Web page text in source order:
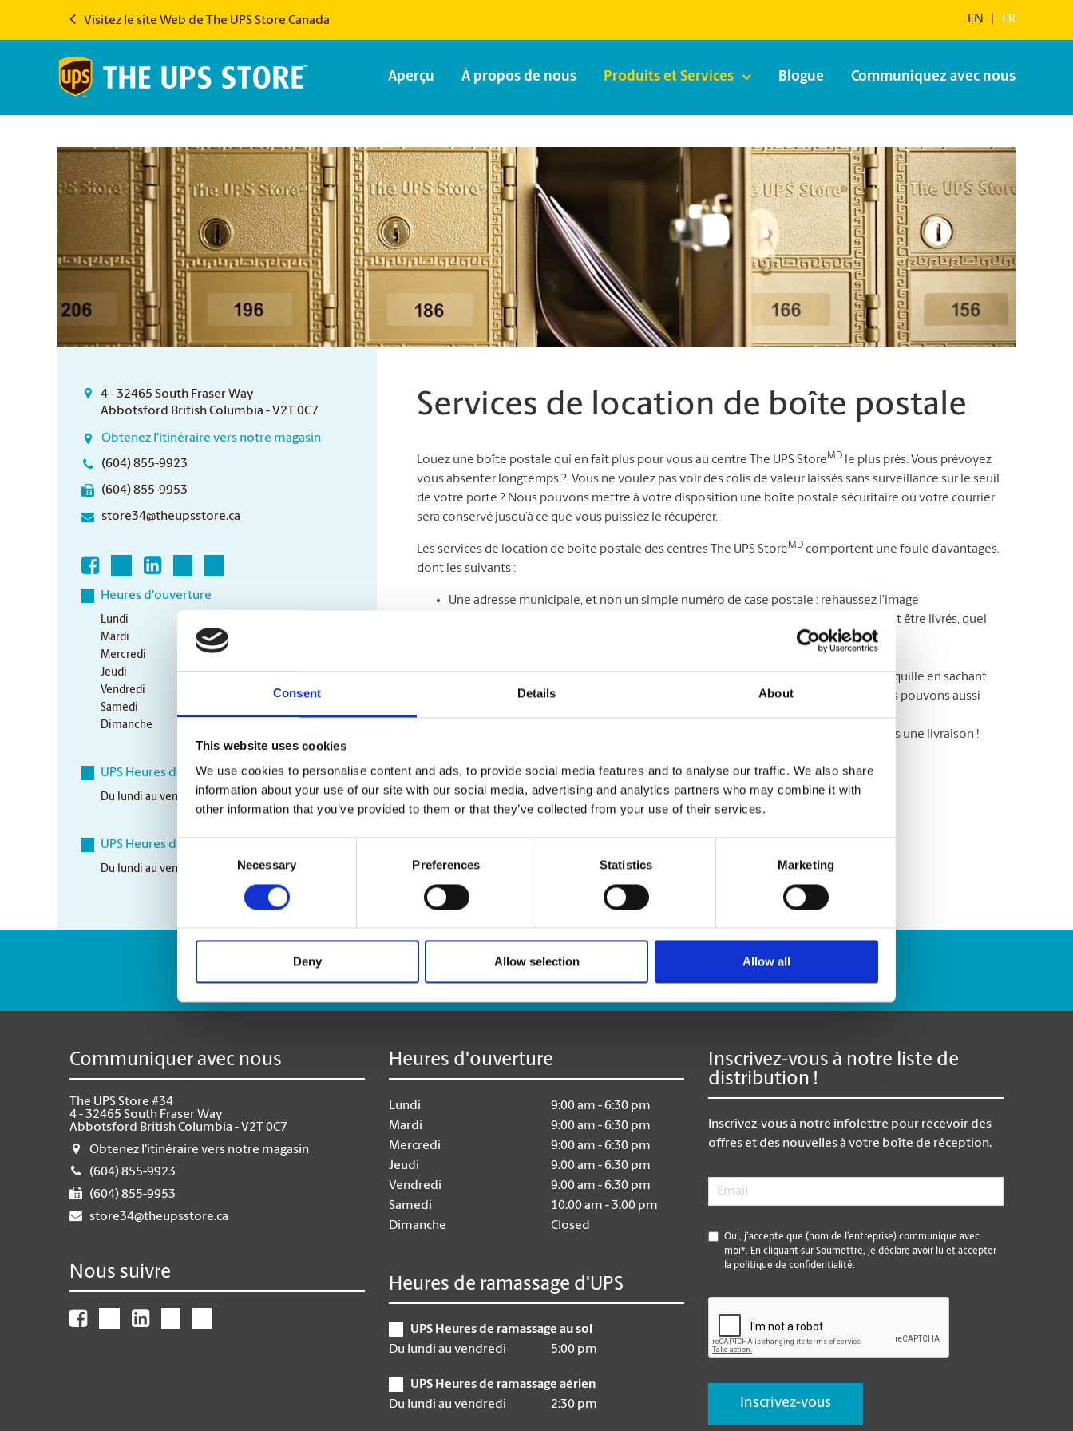
Consent Details About
This website uses cookies
We use cookies to personalise content and ads, to provide social media features and to analyse our traffic. We also share
information about your use of our site with our social media, advertising and analytics partners who may combine it with
other information that you’ve provided to them or that they’ve collected from your use of their services.
Selection
Necessary Preferences Statistics Marketing
Deny Allow selection Allow all
Visitez le site Web de The UPS Store Canada EN FR
Aperçu À propos de nous Produits et Services Blogue Communiquez avec nous
4 - 32465 South Fraser Way
Abbotsford British Columbia - V2T 0C7
Obtenez l'itinéraire vers notre magasin
(604) 855-9923
(604) 855-9953
store34@theupsstore.ca
Heures d'ouverture
Lundi
Mardi
9:00 am - 6:30 pm
Mercredi
Jeudi
9:00 am - 6:30 pm
Vendredi
9:00 am - 6:30 pm
Samedi
Dimanche
UPS Heures de ramassage
Du lundi au vendredi 5:00 pm
UPS Heures de ramassage aérien
Du lundi au vendredi 2:30 pm
Services de location de boîte postale
Louez une boîte postale qui en fait plus pour vous au centre The UPS StoreMD
le plus près. Vous prévoyez
vous absenter longtemps ? Vous ne voulez pas voir des colis de valeur laissés sans surveillance sur le seuil
de votre porte ? Nous pouvons mettre à votre disposition une boîte postale sécuritaire où votre courrier
sera conservé jusqu’à ce que vous puissiez le récupérer.
Les services de location de boîte postale des centres The UPS StoreMD comportent une foule d’avantages,
dont les suivants :
Une adresse municipale, et non un simple numéro de case postale : rehaussez l’image
professionnelle de votre entreprise grâce à une adresse où tous vos colis peuvent être livrés, quel
Un service sûr de retenue et de réacheminement** de courrier : ayant l’esprit tranquille en sachant
que votre courrier sera gardé sous clé jusqu’à ce que vous veniez le chercher. Nous pouvons aussi
vous le réexpédier où que vous soyez.
La réception de colis de toutes les entreprises de messagerie : ne ratez plus jamais une livraison !
* Offert seulement à certains centres participants.
**Des frais supplémentaires peuvent s’appliquer.
Numéro de suivi : Repérer un envoi
Communiquer avec nous
The UPS Store #34
4 - 32465 South Fraser Way
Abbotsford British Columbia - V2T 0C7
Obtenez l'itinéraire vers notre magasin
(604) 855-9923
(604) 855-9953
store34@theupsstore.ca
Nous suivre
Heures d'ouverture
Lundi
9:00 am - 6:30 pm
Mardi
9:00 am - 6:30 pm
Mercredi
9:00 am - 6:30 pm
Jeudi
9:00 am - 6:30 pm
Vendredi
9:00 am - 6:30 pm
Samedi
10:00 am - 3:00 pm
Dimanche
Closed
Heures de ramassage d'UPS
UPS Heures de ramassage au sol
Du lundi au vendredi
5:00 pm
UPS Heures de ramassage aérien
Du lundi au vendredi
2:30 pm
Inscrivez-vous à notre liste de
distribution !
Inscrivez-vous à notre infolettre pour recevoir des
offres et des nouvelles à votre boîte de réception.
Email
* Oui, j’accepte que (nom de l’entreprise) communique avec
moi*. En cliquant sur Soumettre, je déclare avoir lu et accepter
la politique de confidentialité.